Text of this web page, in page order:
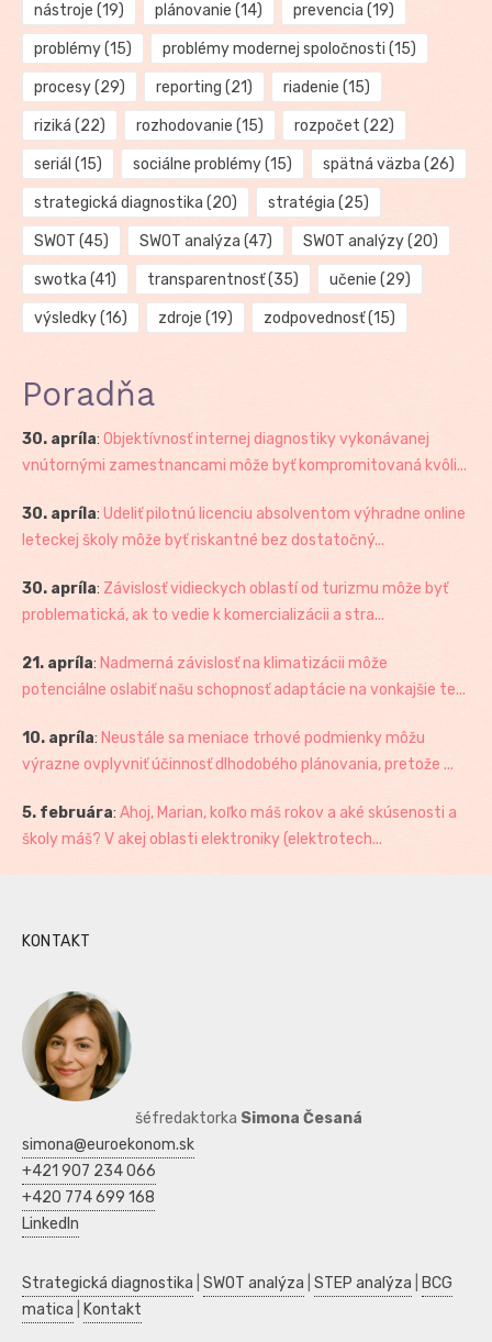
nástroje (19) plánovanie (14) prevencia (19)
problémy(15) problémy modernej spoločnosti (15)
procesy(29) reporting (21) riadenie (15)
riziká (22) rozhodovanie (15) rozpočet (22)
seriál (15) sociálne problémy(15) spätná väzba (26)
strategická diagnostika (20) stratégia (25)
SWOT (45) SWOT analýza (47) SWOT analýzy(20)
swotka (41) transparentnosť(35) učenie (29)
výsledky(16) zdroje (19) zodpovednosť(15)
Poradňa
30. apríla: Objektívnosť internej diagnostiky vykonávanej
vnútornými zamestnancami môže byť kompromitovaná kvôli...
30. apríla: Udeliť pilotnú licenciu absolventom výhradne online
leteckej školy môže byť riskantné bez dostatočný...
30. apríla: Závislosť vidieckych oblastí od turizmu môže byť
problematická, ak to vedie k komercializácii a stra...
21. apríla: Nadmerná závislosť na klimatizácii môže
potenciálne oslabiť našu schopnosť adaptácie na vonkajšie te...
10. apríla: Neustále sa meniace trhové podmienky môžu
výrazne ovplyvniť účinnosť dlhodobého plánovania, pretože ...
5. februára: Ahoj, Marian, koľko máš rokov a aké skúsenosti a
školy máš? V akej oblasti elektroniky (elektrotech...
KONTAKT
šéfredaktorka Simona Česaná
simona@euroekonom.sk
+421 907 234 066
+420 774 699 168
LinkedIn
Strategická diagnostika SWOT analýza STEP analýza
BCG
matica
Kontakt